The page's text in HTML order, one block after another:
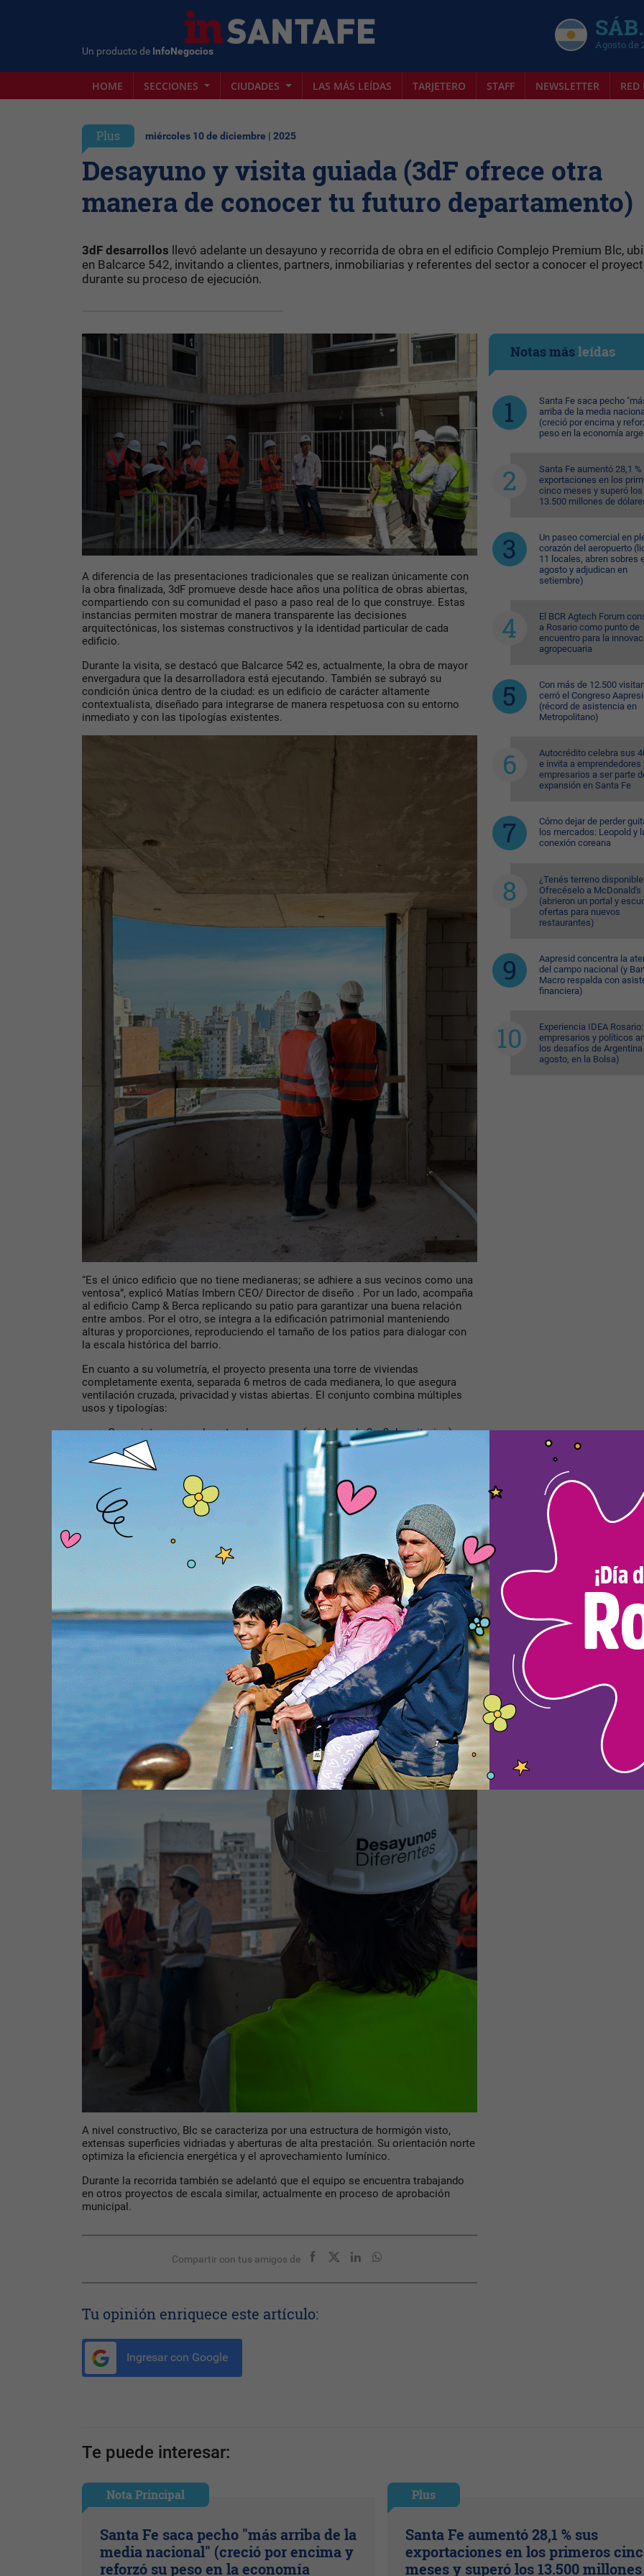
Un producto de InfoNegocios Agosto de
HOME SECCIONES CIUDADES LAS MÁS LEÍDAS TARJETERO STAFF NEWSLETTER RED
Plus miércoles 10 de diciembre | 2025
Desayuno y visita guiada (3dF ofrece otra
manera de conocer tu futuro departamento)
3dF desarrollos llevó adelante un desayuno y recorrida de obra en el edificio Complejo Premium Blc,
en Balcarce 542, invitando a clientes, partners, inmobiliarias y referentes del sector a conocer el
durante su proceso de ejecución.
A diferencia de las presentaciones tradicionales que se realizan únicamente con
la obra finalizada, 3dF promueve desde hace años una política de obras abiertas,
compartiendo con su comunidad el paso a paso real de lo que construye. Estas
instancias permiten mostrar de manera transparente las decisiones
arquitectónicas, los sistemas constructivos y la identidad particular de cada
edificio.
Durante la visita, se destacó que Balcarce 542 es, actualmente, la obra de mayor
envergadura que la desarrolladora está ejecutando. También se subrayó su
condición única dentro de la ciudad: es un edificio de carácter altamente
contextualista, diseñado para integrarse de manera respetuosa con su entorno
inmediato y con las tipologías existentes.
“Es el único edificio que no tiene medianeras; se adhiere a sus vecinos como una
ventosa”, explicó Matías Imbern CEO/ Director de diseño . Por un lado, acompaña
al edificio Camp & Berca replicando su patio para garantizar una buena relación
entre ambos. Por el otro, se integra a la edificación patrimonial manteniendo
alturas y proporciones, reproduciendo el tamaño de los patios para dialogar con
la escala histórica del barrio.
En cuanto a su volumetría, el proyecto presenta una torre de viviendas
completamente exenta, separada 6 metros de cada medianera, lo que asegura
ventilación cruzada, privacidad y vistas abiertas. El conjunto combina múltiples
usos y tipologías:
·Casas internas en el centro de manzana(unidades de 2 y 3 dormitorios).
·Un basamento comercial y de oficinascon funcionamiento independiente.
·
Más de 40 viviendasa partir del cuarto piso.
·Un piso de amenitiesen nivel 3 como espacio de transición.
·Una piscina panorámica en el piso 20, con vista abierta a toda la ciudad
como punto cúlmine del edificio.
A nivel constructivo, Blc se caracteriza por una estructura de hormigón visto,
extensas superficies vidriadas y aberturas de alta prestación. Su orientación norte
optimiza la eficiencia energética y el aprovechamiento lumínico.
Durante la recorrida también se adelantó que el equipo se encuentra trabajando
en otros proyectos de escala similar, actualmente en proceso de aprobación
municipal.
Compartir con tus amigos de
Tu opinión enriquece este artículo:
Ingresar con Google
Notas másleídas
Santa Fe saca pecho
arriba de la media
(creció por encima y
peso en la economía
Santa Fe aumentó 28,1 %
exportaciones en los
cinco meses y superó los
13.500 millones de
Un paseo comercial en
corazón del aeropuerto
11 locales, abren sobres
agosto y adjudican en
setiembre)
El BCR Agtech Forum
a Rosario como punto de
encuentro para la
agropecuaria
Con más de 12.500
cerró el Congreso
(récord de asistencia en
Metropolitano)
Autocrédito celebra sus
e invita a emprendedores
empresarios a ser parte
expansión en Santa Fe
Cómo dejar de perder
los mercados: Leopold y
conexión coreana
¿Tenés terreno
Ofrecéselo a McDonald's
(abrieron un portal y
ofertas para nuevos
restaurantes)
Aapresid concentra la
del campo nacional (y
Macro respalda con
financiera)
Experiencia IDEA Rosario:
empresarios y políticos
los desafíos de
agosto, en la Bolsa)
Te puede interesar:
Nota Principal
Santa Fe saca pecho "más arriba de la
media nacional" (creció por encima y
reforzó su peso en la economía
Plus
Santa Fe aumentó 28,1 % sus
exportaciones en los primeros
meses y superó los 13.500